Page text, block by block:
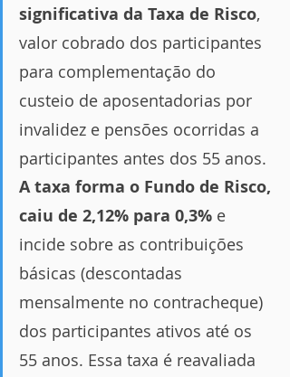
significativa da Taxa de Risco,
valor cobrado dos participantes
para complementação do
custeio de aposentadorias por
invalidez e pensões ocorridas a
participantes antes dos 55 anos.
A taxa forma o Fundo de Risco,
caiu de 2,12% para 0,3% e
incide sobre as contribuições
básicas (descontadas
mensalmente no contracheque)
dos participantes ativos até os
55 anos. Essa taxa é reavaliada